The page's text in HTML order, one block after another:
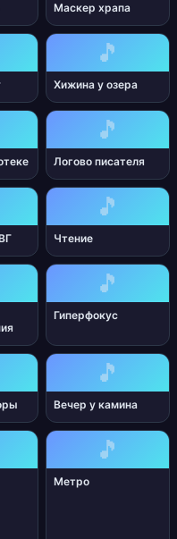
Маскер храпа
🎵
Хижина у озера
🎵
Логово писателя
🎵
Чтение
🎵
Гиперфокус
🎵
Вечер у камина
🎵
Метро